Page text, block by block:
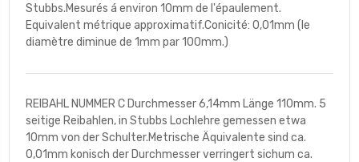
Stubbs.Mesurés á environ 10mm de l'épaulement.
Equivalent métrique approximatif.Conicité: 0,01mm (le
diamètre diminue de 1mm par 100mm.)
REIBAHL NUMMER C Durchmesser 6,14mm Länge 110mm. 5
seitige Reibahlen, in Stubbs Lochlehre gemessen etwa
10mm von der Schulter.Metrische Äquivalente sind ca.
0,01mm konisch der Durchmesser verringert sichum ca.